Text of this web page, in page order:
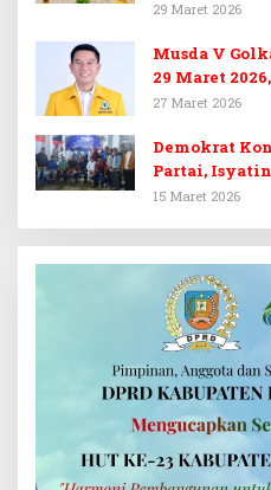
Golkar Konsel
29 Maret 2026
Musda V
29 Maret
untuk Irham
27 Maret 2026
Demokrat
Partai,
Kembalikan
15 Maret 2026